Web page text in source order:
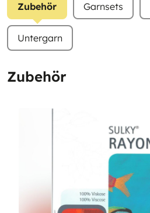
Zubehör Garnsets
Untergarn
Zubehör